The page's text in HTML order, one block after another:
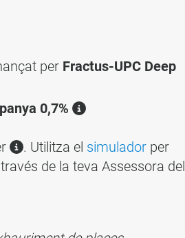
per Fractus-UPC Deep
0,7%
. Utilitza el simulador per
de la teva Assessora del